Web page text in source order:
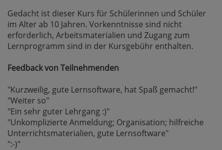
Gedacht ist dieser Kurs für Schülerinnen und Schüler
im Alter ab 10 Jahren. Vorkenntnisse sind nicht
erforderlich, Arbeitsmaterialien und Zugang zum
Lernprogramm sind in der Kursgebühr enthalten.
Feedback von Teilnehmenden
"Kurzweilig, gute Lernsoftware, hat Spaß gemacht!"
"Weiter so"
"Ein sehr guter Lehrgang :)"
"Unkomplizierte Anmeldung; Organisation; hilfreiche
Unterrichtsmaterialien, gute Lernsoftware"
":-)"